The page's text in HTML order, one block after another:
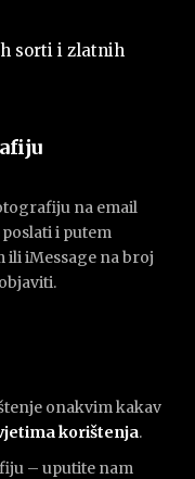
sorti i zlatnih
na email
i putem
ili iMessage na broj
onakvim kakav
korištenja.
– uputite nam